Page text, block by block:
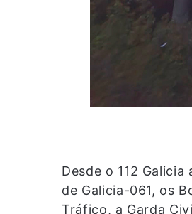
Desde o 112
de Galicia-061, os
Tráfico, a Garda